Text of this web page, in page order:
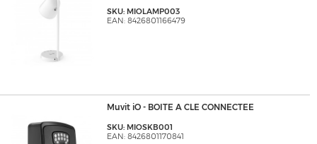
SKU: MIOLAMP003
EAN: 8426801166479
Muvit iO - BOITE A CLE CONNECTEE
SKU: MIOSKB001
EAN: 8426801170841